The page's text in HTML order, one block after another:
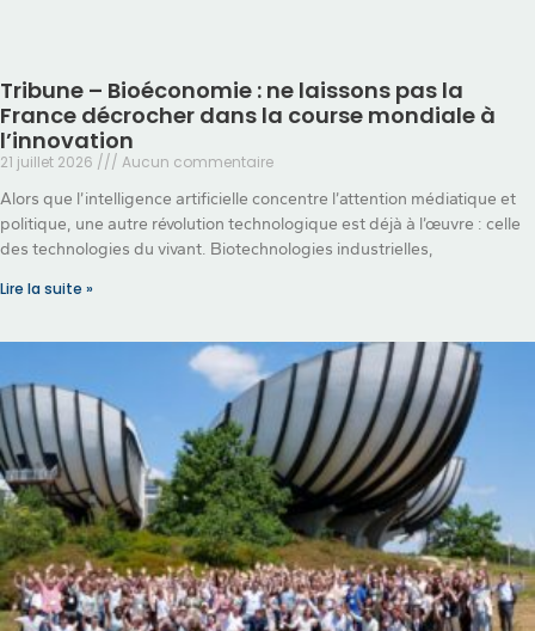
Tribune – Bioéconomie : ne laissons pas la
France décrocher dans la course mondiale à
l’innovation
21 juillet 2026
Aucun commentaire
Alors que l’intelligence artificielle concentre l’attention médiatique et
politique, une autre révolution technologique est déjà à l’œuvre : celle
des technologies du vivant. Biotechnologies industrielles,
Lire la suite »